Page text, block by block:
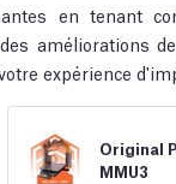
en tenant
améliorations
expérience
Original
MMU3